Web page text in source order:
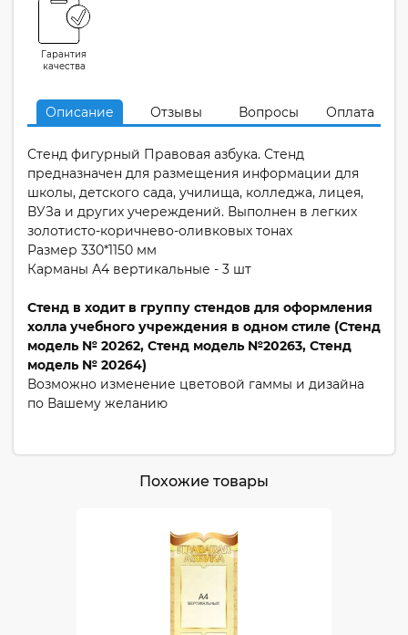
Гарантия
качества
Описание Отзывы Вопросы Оплата
Стенд фигурный Правовая азбука. Стенд
предназначен для размещения информации для
школы, детского сада, училища, колледжа, лицея,
ВУЗа и других учереждений. Выполнен в легких
золотисто-коричнево-оливковых тонах
Размер 330*1150 мм
Карманы А4 вертикальные - 3 шт
Стенд в ходит в группу стендов для оформления
холла учебного учреждения в одном стиле (Стенд
модель № 20262, Стенд модель №20263, Стенд
модель № 20264)
Возможно изменение цветовой гаммы и дизайна
по Вашему желанию
Похожие товары